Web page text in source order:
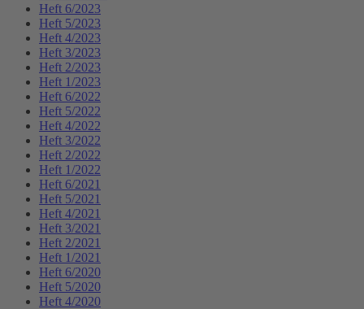
Heft 6/2023
Heft 5/2023
Heft 4/2023
Heft 3/2023
Heft 2/2023
Heft 1/2023
Heft 6/2022
Heft 5/2022
Heft 4/2022
Heft 3/2022
Heft 2/2022
Heft 1/2022
Heft 6/2021
Heft 5/2021
Heft 4/2021
Heft 3/2021
Heft 2/2021
Heft 1/2021
Heft 6/2020
Heft 5/2020
Heft 4/2020